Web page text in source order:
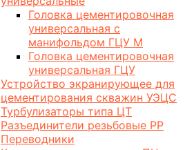
Головка цементировочная
универсальная с
манифольдом ГЦУ М
Головка цементировочная
универсальная ГЦУ
Устройство экранирующее для
цементирования скважин УЭЦС
Турбулизаторы типа ЦТ
Разъединители резьбовые РР
Переводники